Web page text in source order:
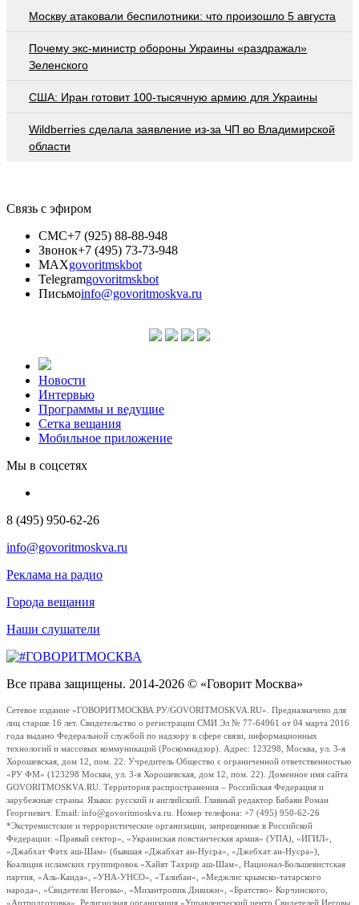
Москву атаковали беспилотники: что произошло 5 августа
Почему экс-министр обороны Украины «раздражал»
Зеленского
США: Иран готовит 100-тысячную армию для Украины
Wildberries cделала заявление из-за ЧП во Владимирской
области
Связь с эфиром
СМС+7 (925) 88-88-948
Звонок+7 (495) 73-73-948
MAXgovoritmskbot
Telegramgovoritmskbot
Письмоinfo@govoritmoskva.ru
Новости
Интервью
Программы и ведущие
Сетка вещания
Мобильное приложение
Мы в соцсетях
8 (495) 950-62-26
info@govoritmoskva.ru
Реклама на радио
Города вещания
Наши слушатели
Все права защищены. 2014-2026 © «Говорит Москва»
Сетевое издание «ГОВОРИТМОСКВА.РУ/GOVORITMOSKVA.RU». Предназначено для
лиц старше 16 лет. Свидетельство о регистрации СМИ Эл № 77-64961 от 04 марта 2016
года выдано Федеральной службой по надзору в сфере связи, информационных
технологий и массовых коммуникаций (Роскомнадзор). Адрес: 123298, Москва, ул. 3-я
Хорошевская, дом 12, пом. 22. Учредитель Общество с ограниченной ответственностью
«РУ ФМ» (123298 Москва, ул. 3-я Хорошевская, дом 12, пом. 22). Доменное имя сайта
GOVORITMOSKVA.RU. Территория распространения – Российская Федерация и
зарубежные страны. Языки: русский и английский. Главный редактор Бабаян Роман
Георгиевич. Email: info@govoritmoskva.ru. Номер телефона: +7 (495) 950-62-26
*Экстремистские и террористические организации, запрещенные в Российской
Федерации: «Правый сектор», «Украинская повстанческая армия» (УПА), «ИГИЛ»,
«Джабхат Фатх аш-Шам» (бывшая «Джабхат ан-Нусра», «Джебхат ан-Нусра»),
Коалиция исламских группировок «Хайят Тахрир аш-Шам», Национал-Большевистская
партия, «Аль-Каида», «УНА-УНСО», «Талибан», «Меджлис крымско-татарского
народа», «Свидетели Иеговы», «Мизантропик Дивижн», «Братство» Корчинского,
«Артподготовка», Религиозная организация «Управленческий центр Свидетелей Иеговы